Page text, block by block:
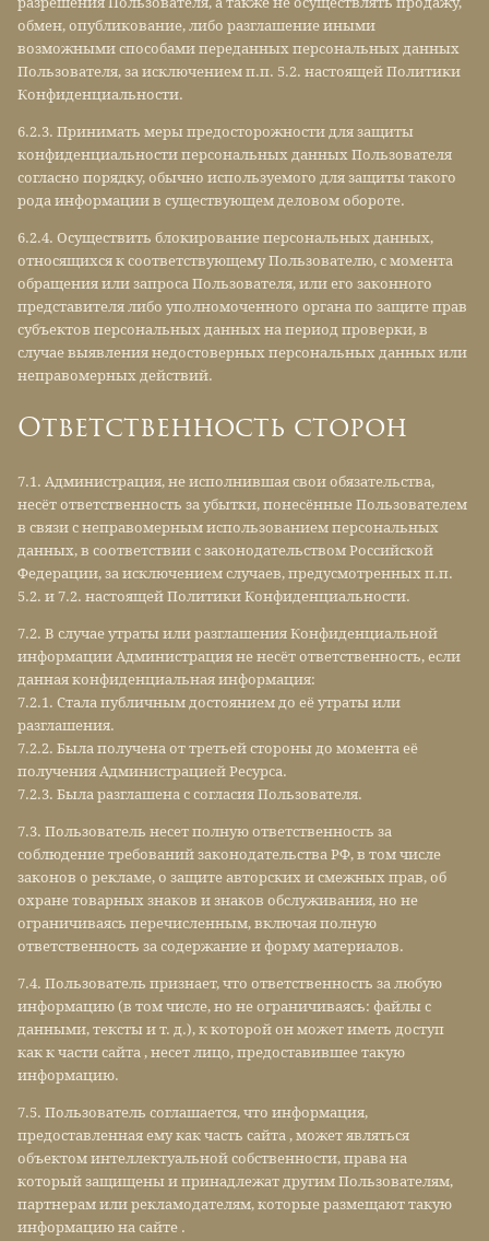
обмен, опубликование, либо разглашение иными
возможными способами переданных персональных данных
Пользователя, за исключением п.п. 5.2. настоящей Политики
Конфиденциальности.
6.2.3. Принимать меры предосторожности для защиты
конфиденциальности персональных данных Пользователя
согласно порядку, обычно используемого для защиты такого
рода информации в существующем деловом обороте.
6.2.4. Осуществить блокирование персональных данных,
относящихся к соответствующему Пользователю, с момента
обращения или запроса Пользователя, или его законного
представителя либо уполномоченного органа по защите прав
субъектов персональных данных на период проверки, в
случае выявления недостоверных персональных данных или
неправомерных действий.
Ответственность сторон
7.1. Администрация, не исполнившая свои обязательства,
несёт ответственность за убытки, понесённые Пользователем
в связи с неправомерным использованием персональных
данных, в соответствии с законодательством Российской
Федерации, за исключением случаев, предусмотренных п.п.
5.2. и 7.2. настоящей Политики Конфиденциальности.
7.2. В случае утраты или разглашения Конфиденциальной
информации Администрация не несёт ответственность, если
данная конфиденциальная информация:
7.2.1. Стала публичным достоянием до её утраты или
разглашения.
7.2.2. Была получена от третьей стороны до момента её
получения Администрацией Ресурса.
7.2.3. Была разглашена с согласия Пользователя.
7.3. Пользователь несет полную ответственность за
соблюдение требований законодательства РФ, в том числе
законов о рекламе, о защите авторских и смежных прав, об
охране товарных знаков и знаков обслуживания, но не
ограничиваясь перечисленным, включая полную
ответственность за содержание и форму материалов.
7.4. Пользователь признает, что ответственность за любую
информацию (в том числе, но не ограничиваясь: файлы с
данными, тексты и т. д.), к которой он может иметь доступ
как к части сайта , несет лицо, предоставившее такую
информацию.
7.5. Пользователь соглашается, что информация,
предоставленная ему как часть сайта , может являться
объектом интеллектуальной собственности, права на
который защищены и принадлежат другим Пользователям,
партнерам или рекламодателям, которые размещают такую
информацию на сайте .